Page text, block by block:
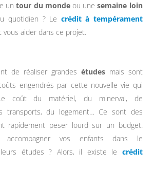
un tour du mondeou une semaine loin
quotidien ? Le crédit à tempérament
vous aider dans ce projet.
de réaliser grandes étudesmais sont
engendrés par cette nouvelle vie qui
coût du matériel, du minerval, de
transports, du logement… Ce sont des
rapidement peser lourd sur un budget.
accompagner vos enfants dans le
études ? Alors, il existe le crédit